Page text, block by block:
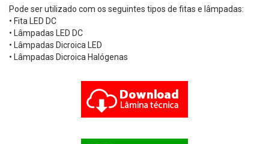
Pode ser utilizado com os seguintes tipos de fitas e lâmpadas:
• Fita LED DC
• Lâmpadas LED DC
• Lâmpadas Dicroica LED
• Lâmpadas Dicroica Halógenas